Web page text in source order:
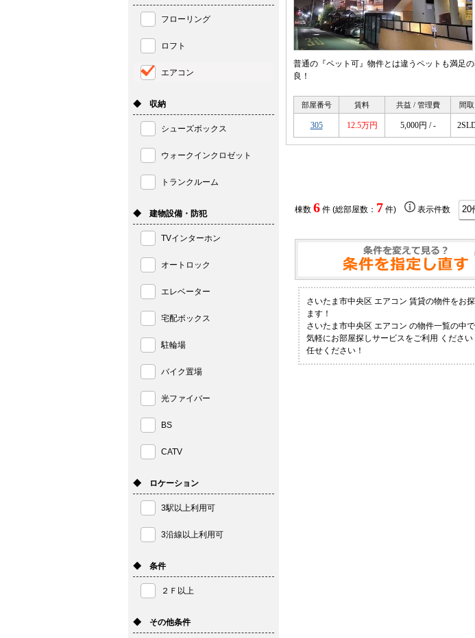
普通の『ペット可』物件とは違うペットも満足
良！
部屋番号 賃料 共益 / 管理費 間取
305 12.5万円 5,000円 / -
棟数 6件 (総部屋数： 7 件) 表示件数
さいたま市中央区 エアコン 賃貸の物件をお
ます！
さいたま市中央区 エアコン の物件一覧の中
気軽にお部屋探しサービスをご利用 くださ
任せください！
フローリング
ロフト
エアコン
◆ 収納
シューズボックス
ウォークインクロゼット
トランクルーム
◆ 建物設備・防犯
TVインターホン
オートロック
エレベーター
宅配ボックス
駐輪場
バイク置場
光ファイバー
BS
CATV
◆ ロケーション
3駅以上利用可
3沿線以上利用可
◆ 条件
２Ｆ以上
◆ その他条件